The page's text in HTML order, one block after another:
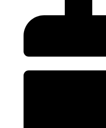
futuro da inovação nos setores